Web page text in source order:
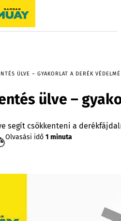
ÜLVE – GYAKORLAT A DERÉK
ülve –
segít csökkenteni a
Olvasási idő 1 minuta